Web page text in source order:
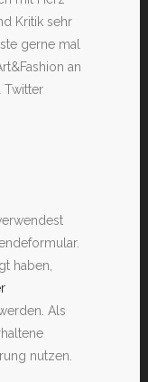
Kritik sehr
gerne mal
an
Twitter
haben,
Als
nutzen.